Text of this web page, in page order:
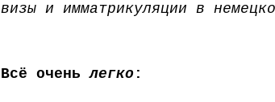
визы и имматрикуляции в
Всё очень легко :